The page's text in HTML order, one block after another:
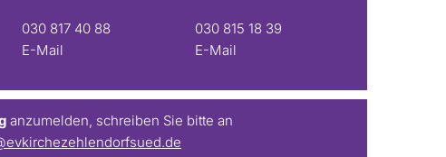
030 817 40 88
E-Mail
030 815 18 39
E-Mail
anzumelden, schreiben Sie bitte an